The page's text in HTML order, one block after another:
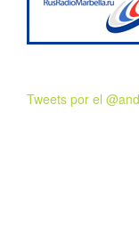
Tweets por el